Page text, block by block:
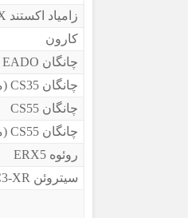
زامیاد اکستند EX (دوگانه‌سوز)
کارون
چانگان EADO برقی
چانگان CS35 (مونتاژ)
چانگان CS55
چانگان CS55 (مونتاژ)
روئوه ERX5
سیتروئن C3-XR